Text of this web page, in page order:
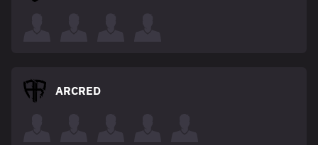
ARCRED